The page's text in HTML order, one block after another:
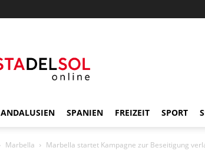
ANDALUSIEN SPANIEN FREIZEIT SPORT
Marbella Marbella startet Kampagne zur Beseitigung